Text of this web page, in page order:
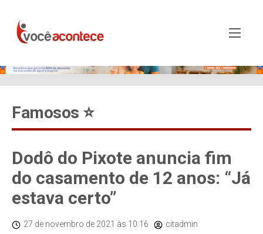
Famosos ⭐️
Dodô do Pixote anuncia fim
do casamento de 12 anos: “Já
estava certo”
27 de novembro de 2021 às 10:16 citadmin